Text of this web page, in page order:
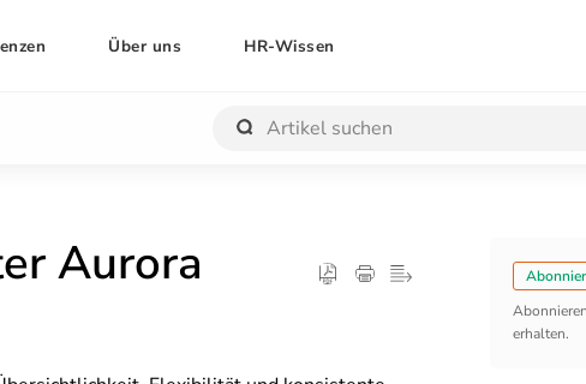
Über uns HR-Wissen
Aurora
erhalten.